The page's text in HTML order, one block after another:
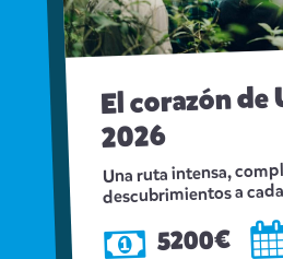
El corazón de
2026
Una ruta intensa,
descubrimientos a
5200€